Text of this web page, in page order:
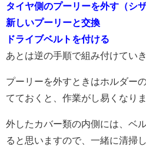
タイヤ側のプーリーを外す（シ
新しいプーリーと交換
ドライブベルトを付ける
あとは逆の手順で組み付けていき
プーリーを外すときはホルダー
てておくと、作業がし易くなりま
外したカバー類の内側には、ベ
ると思いますので、一緒に清掃